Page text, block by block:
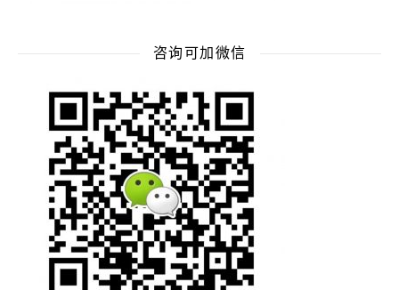
咨询可加微信